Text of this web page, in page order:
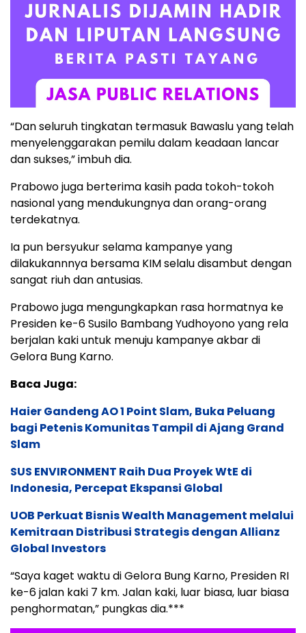
“Dan seluruh tingkatan termasuk Bawaslu yang telah
menyelenggarakan pemilu dalam keadaan lancar
dan sukses,” imbuh dia.
Prabowo juga berterima kasih pada tokoh-tokoh
nasional yang mendukungnya dan orang-orang
terdekatnya.
Ia pun bersyukur selama kampanye yang
dilakukannnya bersama KIM selalu disambut dengan
sangat riuh dan antusias.
Prabowo juga mengungkapkan rasa hormatnya ke
Presiden ke-6 Susilo Bambang Yudhoyono yang rela
berjalan kaki untuk menuju kampanye akbar di
Gelora Bung Karno.
Baca Juga:
Haier Gandeng AO 1 Point Slam, Buka Peluang
bagi Petenis Komunitas Tampil di Ajang Grand
Slam
SUS ENVIRONMENT Raih Dua Proyek WtE di
Indonesia, Percepat Ekspansi Global
UOB Perkuat Bisnis Wealth Management melalui
Kemitraan Distribusi Strategis dengan Allianz
Global Investors
“Saya kaget waktu di Gelora Bung Karno, Presiden RI
ke-6 jalan kaki 7 km. Jalan kaki, luar biasa, luar biasa
penghormatan,” pungkas dia.***